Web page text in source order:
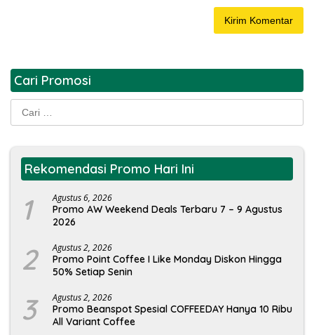
Cari Promosi
Cari
untuk:
Rekomendasi Promo Hari Ini
1 Agustus 6, 2026
Promo AW Weekend Deals Terbaru 7 – 9 Agustus
2026
2 Agustus 2, 2026
Promo Point Coffee I Like Monday Diskon Hingga
50% Setiap Senin
3 Agustus 2, 2026
Promo Beanspot Spesial COFFEEDAY Hanya 10 Ribu
All Variant Coffee